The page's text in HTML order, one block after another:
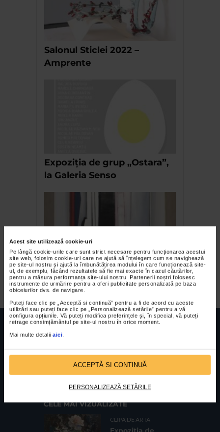
Acest site utilizează cookie-uri
Pe lângă cookie-urile care sunt strict necesare pentru funcționarea acestui
site web, folosim cookie-uri care ne ajută să înțelegem cum se navighează
pe site-ul nostru și ajută la îmbunătățirea modului în care funcționează site-
ul, de exemplu, făcând rezultatele să fie mai exacte în cazul căutărilor,
pentru a măsura performanța site-ului nostru. Partenerii noștri folosesc
instrumente de urmărire pentru a oferi publicitate personalizată pe baza
obiceiurilor dvs. de navigare.
Puteți face clic pe „Acceptă si continuă” pentru a fi de acord cu aceste
utilizări sau puteți face clic pe „Personalizează setările” pentru a vă
configura opțiunile. Vă puteți modifica preferințele și, în special, vă puteți
retrage consimțământul pe site-ul nostru în orice moment.
Mai multe detalii aici
ACCEPTĂ SI CONTINUĂ
PERSONALIZEAZĂ SETĂRILE
Salonul Sticlei 2022 –
Amprente
Expoziția de grup „Ostara”,
la Galeria Senso
Fernando Garcia Ponce
Cod fiscal: 9164384Sediu social: Str. Delfinului, Nr. 6, parter Bl. 42,
CELE MAI VIZUALIZATE
CLIPA DE ARTA